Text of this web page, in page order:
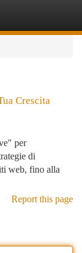
Crescita
per
di
web, fino alla
Report this page